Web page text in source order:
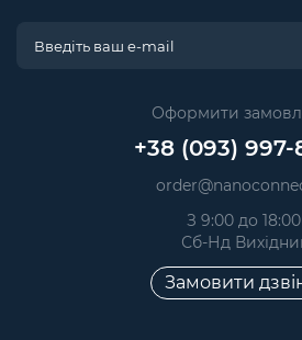
Оформити
+38 (093) 997-
З 9:00 до 18:00
Сб-Нд
Замовити